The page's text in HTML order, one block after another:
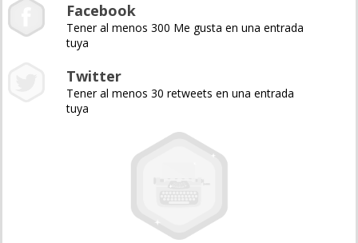
Facebook
Tener al menos 300 Me gusta en una entrada
tuya
Twitter
Tener al menos 30 retweets en una entrada
tuya